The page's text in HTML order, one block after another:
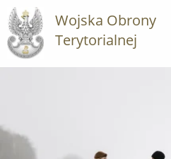
Wojska Obrony
Terytorialnej